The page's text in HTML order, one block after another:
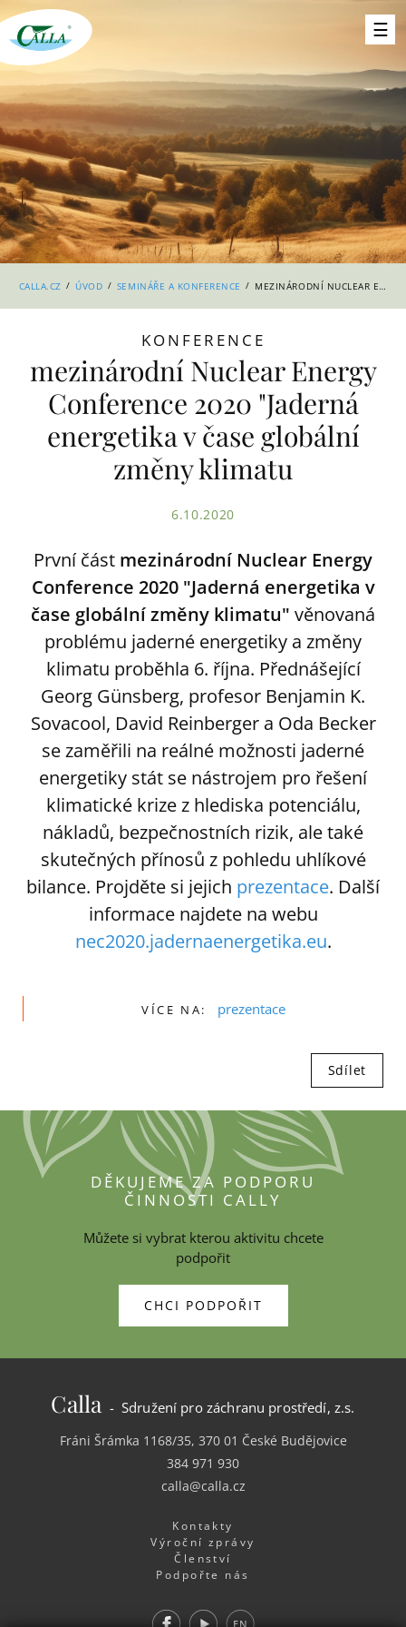
CALLA.CZ / ÚVOD / SEMINÁŘE A KONFERENCE / MEZINÁRODNÍ NUCLEAR ENERGY CONFERENCE 2020 "JADERNÁ ENERGETIKA V ČASE GLOBÁLNÍ ZMĚNY KLIMATU
KONFERENCE
mezinárodní Nuclear Energy
Conference 2020 "Jaderná
energetika v čase globální
změny klimatu
6.10.2020
První část mezinárodní Nuclear Energy
Conference 2020 "Jaderná energetika v
čase globální změny klimatu" věnovaná
problému jaderné energetiky a změny
klimatu proběhla 6. října. Přednášející
Georg Günsberg, profesor Benjamin K.
Sovacool, David Reinberger a Oda Becker
se zaměřili na reálné možnosti jaderné
energetiky stát se nástrojem pro řešení
klimatické krize z hlediska potenciálu,
nákladů, bezpečnostních rizik, ale také
skutečných přínosů z pohledu uhlíkové
bilance. Projděte si jejich prezentace. Další
informace najdete na webu
nec2020.jadernaenergetika.eu.
VÍCE NA: prezentace
Sdílet
DĚKUJEME ZA PODPORU
ČINNOSTI CALLY
Můžete si vybrat kterou aktivitu chcete
podpořit
CHCI PODPOŘIT
Calla- Sdružení pro záchranu prostředí, z.s.
Fráni Šrámka 1168/35, 370 01 České Budějovice
384 971 930
calla@calla.cz
Kontakty
Výroční zprávy
Členství
Podpořte nás
FacebookYoutube EN